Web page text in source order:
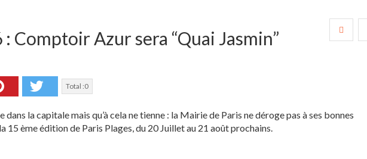
: Comptoir Azur sera “Quai Jasmin”
Pinterest Twitter
Total :0
dans la capitale mais qu’à cela ne tienne : la Mairie de Paris ne déroge pas à ses bonnes
15 ème édition de Paris Plages, du 20 Juillet au 21 août prochains.